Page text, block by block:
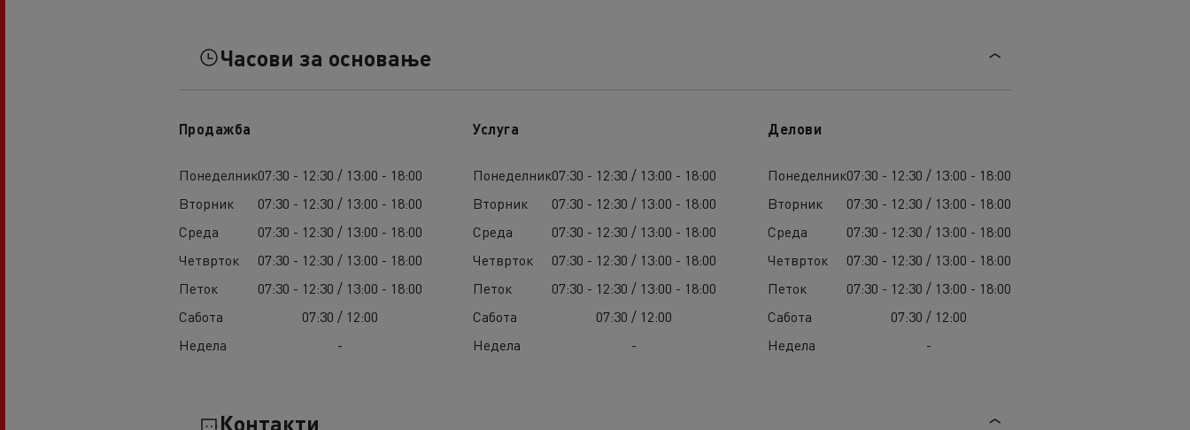
Часови за основање
Продажба
Понеделник07:30 - 12:30 / 13:00 - 18:00
Вторник
07:30 - 12:30 / 13:00 - 18:00
Среда
07:30 - 12:30 / 13:00 - 18:00
Четврток
07:30 - 12:30 / 13:00 - 18:00
Петок
07:30 - 12:30 / 13:00 - 18:00
Сабота
07:30 / 12:00
Недела
-
Услуга
Понеделник07:30 - 12:30 / 13:00 - 18:00
Вторник
07:30 - 12:30 / 13:00 - 18:00
Среда
07:30 - 12:30 / 13:00 - 18:00
Четврток
07:30 - 12:30 / 13:00 - 18:00
Петок
07:30 - 12:30 / 13:00 - 18:00
Сабота
07:30 / 12:00
Недела
-
Делови
Понеделник07:30 - 12:30 / 13:00 - 18:00
Вторник
07:30 - 12:30 / 13:00 - 18:00
Среда
07:30 - 12:30 / 13:00 - 18:00
Четврток
07:30 - 12:30 / 13:00 - 18:00
Петок
07:30 - 12:30 / 13:00 - 18:00
Сабота
07:30 / 12:00
Недела
-
Контакти